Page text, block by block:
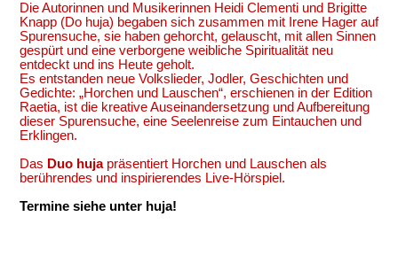
Die Autorinnen und Musikerinnen Heidi Clementi und Brigitte
Knapp (Do huja) begaben sich zusammen mit Irene Hager auf
Spurensuche, sie haben gehorcht, gelauscht, mit allen Sinnen
gespürt und eine verborgene weibliche Spiritualität neu
entdeckt und ins Heute geholt.
Es entstanden neue Volkslieder, Jodler, Geschichten und
Gedichte: „Horchen und Lauschen“, erschienen in der Edition
Raetia, ist die kreative Auseinandersetzung und Aufbereitung
dieser Spurensuche, eine Seelenreise zum Eintauchen und
Erklingen.
Das Duo hujapräsentiert Horchen und Lauschen als
berührendes und inspirierendes Live-Hörspiel.
Termine siehe unter huja!